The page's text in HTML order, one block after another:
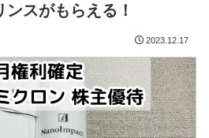
ンスがもらえる！
2023.12.17